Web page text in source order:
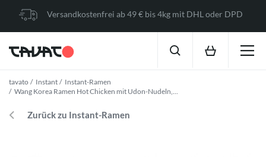
Versandkostenfrei ab 49 € bis 4kg mit DHL oder DPD
tavato Instant
Instant-Ramen
Wang Korea Ramen Hot Chicken mit Udon-Nudeln,...
Zurück zu Instant-Ramen